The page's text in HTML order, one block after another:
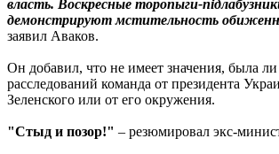
власть. Воскресные торопыги-
демонстрируют мстительность
заявил Аваков.
Он добавил, что не имеет значения, была
расследований команда от президента
Зеленского или от его окружения.
"Стыд и позор!" – резюмировал экс-